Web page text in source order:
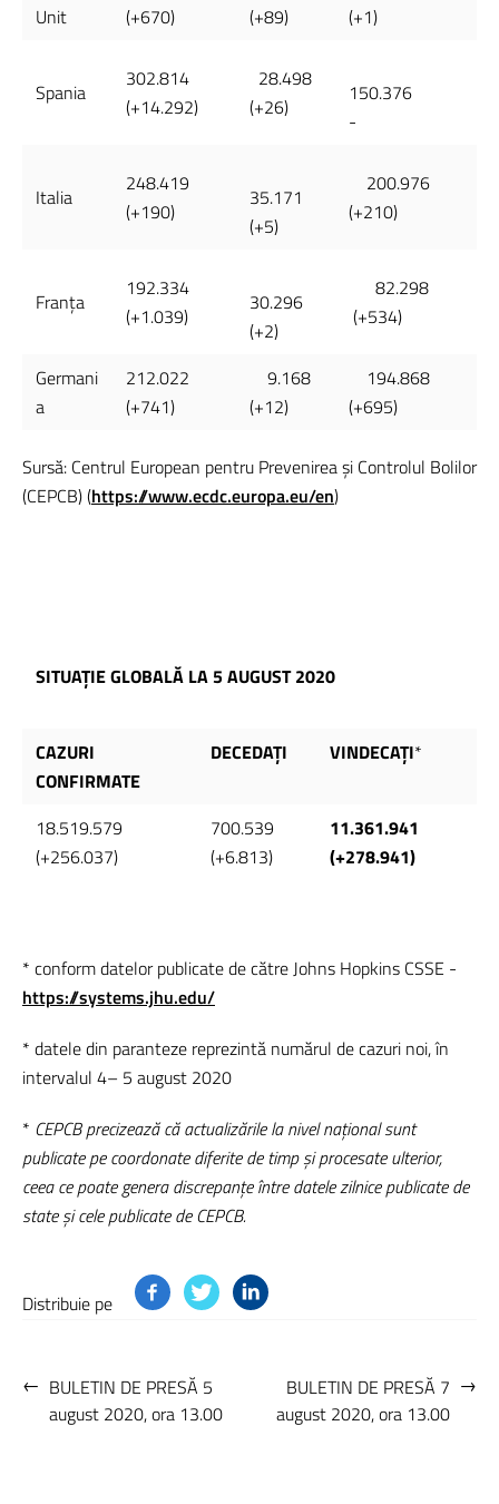
Unit
(+670)
(+89)
(+1)
Spania
302.814
(+14.292)
28.498
(+26)
150.376
-
Italia
248.419
(+190)
35.171
(+5)
200.976
(+210)
Franţa
192.334
(+1.039)
30.296
(+2)
82.298
(+534)
Germani
a
212.022
(+741)
9.168
(+12)
194.868
(+695)
Sursă: Centrul European pentru Prevenirea și Controlul Bolilor
(CEPCB) (https://www.ecdc.europa.eu/en)
SITUAȚIE GLOBALĂ LA 5 AUGUST 2020
CAZURI
CONFIRMATE
DECEDAȚI VINDECAȚI*
18.519.579
(+256.037)
700.539
(+6.813)
11.361.941
(+278.941)
* conform datelor publicate de către Johns Hopkins CSSE -
https://systems.jhu.edu/
* datele din paranteze reprezintă numărul de cazuri noi, în
intervalul 4– 5 august 2020
* CEPCB precizează că actualizările la nivel național sunt
publicate pe coordonate diferite de timp și procesate ulterior,
ceea ce poate genera discrepanțe între datele zilnice publicate de
state și cele publicate de CEPCB.
Distribuie pe
← BULETIN DE PRESĂ 5
august 2020, ora 13.00
BULETIN DE PRESĂ 7
august 2020, ora 13.00
→